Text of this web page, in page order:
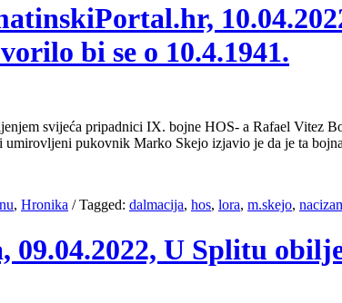
bi se o 10.4.1941.
svijeća pripadnici IX. bojne HOS- a Rafael Vitez
pukovnik Marko Skejo izjavio je da je ta
, Hronika /Tagged: dalmacija, hos, lora, m.skejo,
09.04.2022, U Splitu